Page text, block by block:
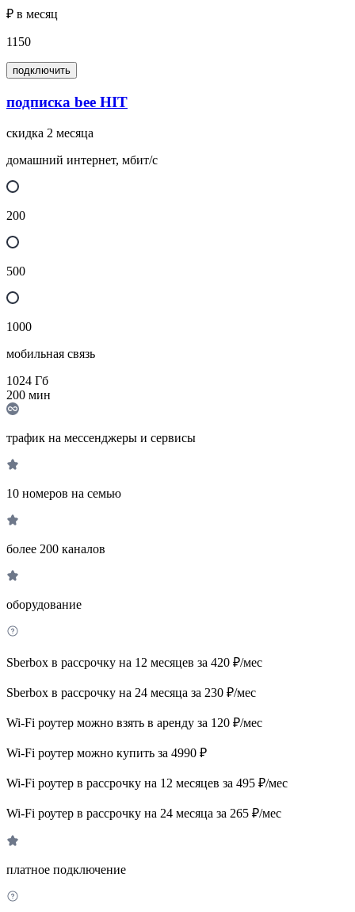
₽ в месяц
1150
подключить
подписка bee HIT
скидка 2 месяца
домашний интернет, мбит/с
200
500
1000
мобильная связь
1024 Гб
200 мин
трафик на мессенджеры и сервисы
10 номеров на семью
более 200 каналов
оборудование
Sberbox в рассрочку на 12 месяцев за 420 ₽/мес
Sberbox в рассрочку на 24 месяца за 230 ₽/мес
Wi-Fi роутер можно взять в аренду за 120 ₽/мес
Wi-Fi роутер можно купить за 4990 ₽
Wi-Fi роутер в рассрочку на 12 месяцев за 495 ₽/мес
Wi-Fi роутер в рассрочку на 24 месяца за 265 ₽/мес
платное подключение